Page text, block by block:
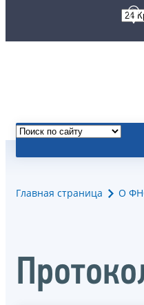
Главная страница О